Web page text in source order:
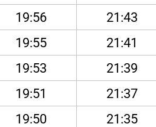
19:56
21:43
19:55
21:41
19:53
21:39
19:51
21:37
19:50
21:35